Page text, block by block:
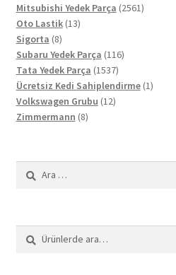
ürün
Mitsubishi Yedek Parça 25612561
Oto Lastik 1313
Sigorta 88
ürün
Subaru Yedek Parça 116116
Tata Yedek Parça 15371537
ürün
Ücretsiz Kedi Sahiplendirme 11
Volkswagen Grubu 1212
Zimmermann 88
Arama:
Ara:
Ara